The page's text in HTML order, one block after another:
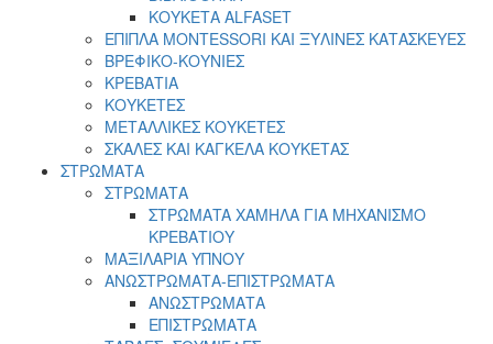
ΚΟΥΚΕΤΑ ALFASET
ΕΠΙΠΛΑ MONTESSORI ΚΑΙ ΞΥΛΙΝΕΣ ΚΑΤΑΣΚΕΥΕΣ
ΒΡΕΦΙΚΟ-ΚΟΥΝΙΕΣ
ΚΡΕΒΑΤΙΑ
ΚΟΥΚΕΤΕΣ
ΜΕΤΑΛΛΙΚΕΣ ΚΟΥΚΕΤΕΣ
ΣΚΑΛΕΣ ΚΑΙ ΚΑΓΚΕΛΑ ΚΟΥΚΕΤΑΣ
ΣΤΡΩΜΑΤΑ
ΣΤΡΩΜΑΤΑ
ΣΤΡΩΜΑTA ΧΑΜΗΛA ΓΙΑ ΜΗΧΑΝΙΣΜΟ
ΚΡΕΒΑΤΙΟΥ
ΜΑΞΙΛΑΡΙΑ ΥΠΝΟΥ
ΑΝΩΣΤΡΩΜΑΤΑ-ΕΠΙΣΤΡΩΜΑΤΑ
ΑΝΩΣΤΡΩΜΑΤΑ
ΕΠΙΣΤΡΩΜΑΤΑ